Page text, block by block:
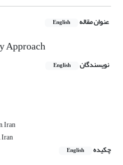
عنوان مقاله English
Approach
نویسندگان English
Iran
Iran
چکیده
English